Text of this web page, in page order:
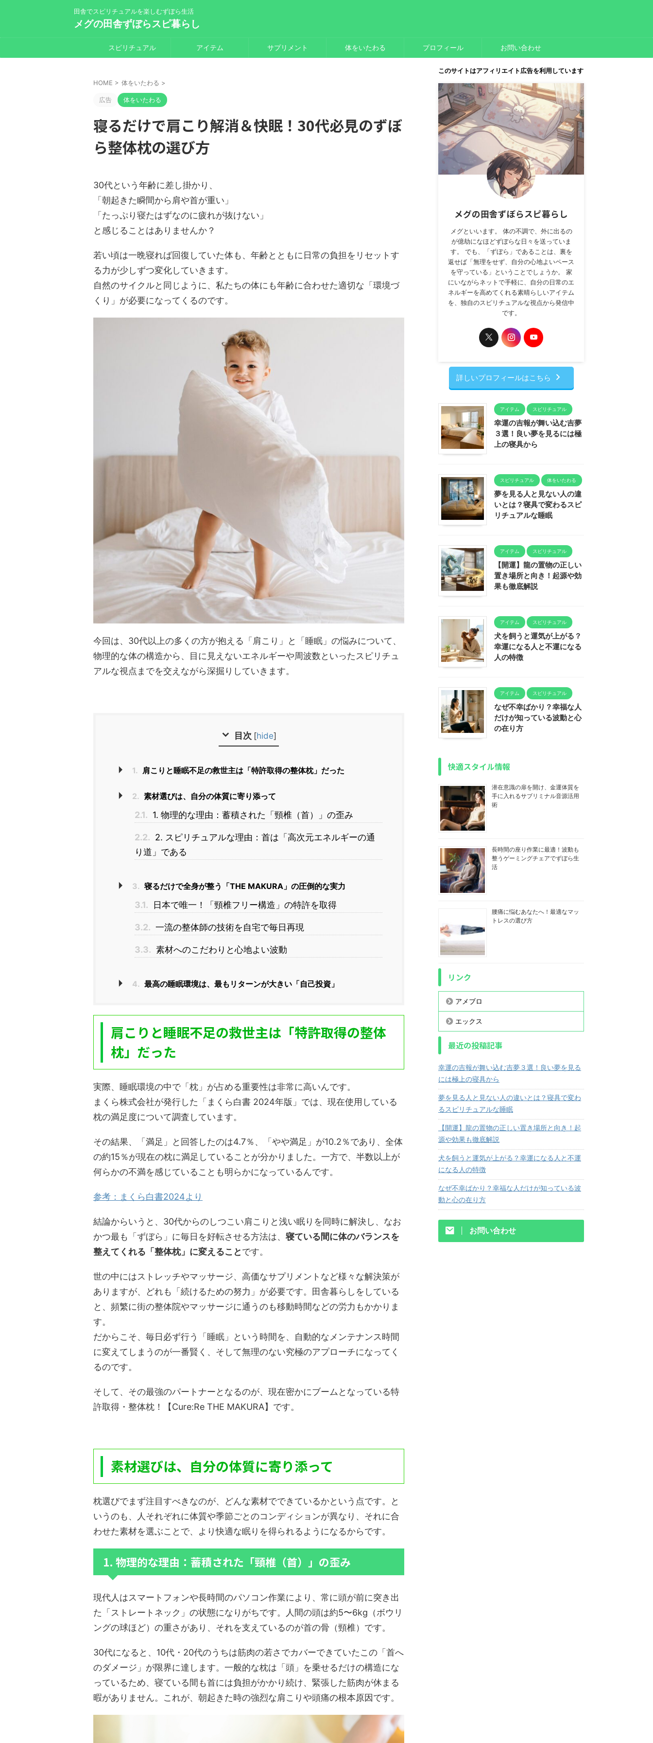
田舎でスピリチュアルを楽しむずぼら生活
メグの田舎ずぼらスピ暮らし
スピリチュアル アイテム サプリメント 体をいたわる プロフィール お問い合わせ
HOME > 体をいたわる >
広告 体をいたわる
寝るだけで肩こり解消＆快眠！30代必見のずぼ
ら整体枕の選び方
30代という年齢に差し掛かり、
「朝起きた瞬間から肩や首が重い」
「たっぷり寝たはずなのに疲れが抜けない」
と感じることはありませんか？
若い頃は一晩寝れば回復していた体も、年齢とともに日常の負担をリセットす
る力が少しずつ変化していきます。
自然のサイクルと同じように、私たちの体にも年齢に合わせた適切な「環境づ
くり」が必要になってくるのです。
今回は、30代以上の多くの方が抱える「肩こり」と「睡眠」の悩みについて、
物理的な体の構造から、目に見えないエネルギーや周波数といったスピリチュ
アルな視点までを交えながら深掘りしていきます。
目次 [hide]
1. 肩こりと睡眠不足の救世主は「特許取得の整体枕」だった
2. 素材選びは、自分の体質に寄り添って
2.1. 1. 物理的な理由：蓄積された「頸椎（首）」の歪み
2.2. 2. スピリチュアルな理由：首は「高次元エネルギーの通
り道」である
3. 寝るだけで全身が整う「THE MAKURA」の圧倒的な実力
3.1. 日本で唯一！「頸椎フリー構造」の特許を取得
3.2. 一流の整体師の技術を自宅で毎日再現
3.3. 素材へのこだわりと心地よい波動
4. 最高の睡眠環境は、最もリターンが大きい「自己投資」
肩こりと睡眠不足の救世主は「特許取得の整体
枕」だった
実際、睡眠環境の中で「枕」が占める重要性は非常に高いんです。
まくら株式会社が発行した「まくら白書 2024年版」では、現在使用している
枕の満足度について調査しています。
​その結果、「満足」と回答したのは4.7％、「やや満足」が10.2％であり、全体
の約15％が現在の枕に満足していることが分かりました。​一方で、半数以上が
何らかの不満を感じていることも明らかになっているんです。
参考：まくら白書2024より
結論からいうと、30代からのしつこい肩こりと浅い眠りを同時に解決し、なお
かつ最も「ずぼら」に毎日を好転させる方法は、寝ている間に体のバランスを
整えてくれる「整体枕」に変えることです。
世の中にはストレッチやマッサージ、高価なサプリメントなど様々な解決策が
ありますが、どれも「続けるための努力」が必要です。田舎暮らしをしている
と、頻繁に街の整体院やマッサージに通うのも移動時間などの労力もかかりま
す。
だからこそ、毎日必ず行う「睡眠」という時間を、自動的なメンテナンス時間
に変えてしまうのが一番賢く、そして無理のない究極のアプローチになってく
るのです。
そして、その最強のパートナーとなるのが、現在密かにブームとなっている特
許取得・整体枕！【Cure:Re THE MAKURA】です。
素材選びは、自分の体質に寄り添って
枕選びでまず注目すべきなのが、どんな素材でできているかという点です。と
いうのも、人それぞれに体質や季節ごとのコンディションが異なり、それに合
わせた素材を選ぶことで、より快適な眠りを得られるようになるからです。
1. 物理的な理由：蓄積された「頸椎（首）」の歪み
現代人はスマートフォンや長時間のパソコン作業により、常に頭が前に突き出
た「ストレートネック」の状態になりがちです。人間の頭は約5〜6kg（ボウリ
ングの球ほど）の重さがあり、それを支えているのが首の骨（頸椎）です。
30代になると、10代・20代のうちは筋肉の若さでカバーできていたこの「首へ
のダメージ」が限界に達します。一般的な枕は「頭」を乗せるだけの構造にな
っているため、寝ている間も首には負担がかかり続け、緊張した筋肉が休まる
暇がありません。これが、朝起きた時の強烈な肩こりや頭痛の根本原因です。
このサイトはアフィリエイト広告を利用しています
メグの田舎ずぼらスピ暮らし
メグといいます。 体の不調で、外に出るの
が億劫になほどずぼらな日々を送っていま
す。 でも、「ずぼら」であることは、裏を
返せば「無理をせず、自分の心地よいペース
を守っている」ということでしょうか。 家
にいながらネットで手軽に、自分の日常のエ
ネルギーを高めてくれる素晴らしいアイテム
を、独自のスピリチュアルな視点から発信中
です。
詳しいプロフィールはこちら
アイテム スピリチュアル
幸運の吉報が舞い込む吉夢
３選！良い夢を見るには極
上の寝具から
スピリチュアル 体をいたわる
夢を見る人と見ない人の違
いとは？寝具で変わるスピ
リチュアルな睡眠
アイテム スピリチュアル
【開運】龍の置物の正しい
置き場所と向き！起源や効
果も徹底解説
アイテム スピリチュアル
犬を飼うと運気が上がる？
幸運になる人と不運になる
人の特徴
アイテム スピリチュアル
なぜ不幸ばかり？幸福な人
だけが知っている波動と心
の在り方
快適スタイル情報
潜在意識の扉を開け、金運体質を
手に入れるサブリミナル音源活用
術
長時間の座り作業に最適！波動も
整うゲーミングチェアでずぼら生
活
腰痛に悩むあなたへ！最適なマッ
トレスの選び方
リンク
アメブロ
エックス
最近の投稿記事
幸運の吉報が舞い込む吉夢３選！良い夢を見る
には極上の寝具から
夢を見る人と見ない人の違いとは？寝具で変わ
るスピリチュアルな睡眠
【開運】龍の置物の正しい置き場所と向き！起
源や効果も徹底解説
犬を飼うと運気が上がる？幸運になる人と不運
になる人の特徴
なぜ不幸ばかり？幸福な人だけが知っている波
動と心の在り方
お問い合わせ